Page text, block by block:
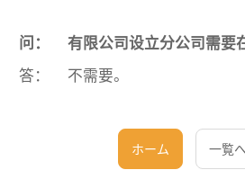
问：
有限公司设立分公司需要
答：
不需要。
ホーム 一覧